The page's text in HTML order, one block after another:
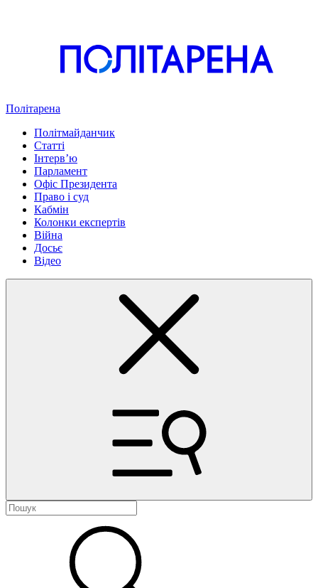
Політарена
Політмайданчик
Статті
Інтервʼю
Парламент
Офіс Президента
Право і суд
Кабмін
Колонки експертів
Війна
Досьє
Відео